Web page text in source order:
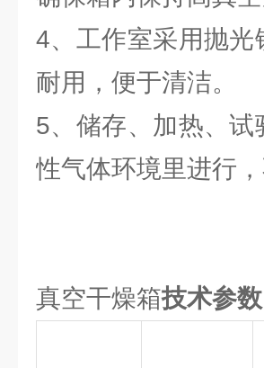
4、工作室采用抛
耐用，便于清洁。
5、储存、加热、
性气体环境里进行
真空干燥箱技术参数